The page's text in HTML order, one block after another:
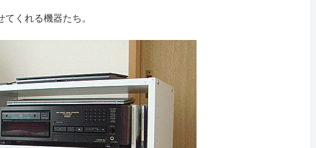
くれる機器たち。